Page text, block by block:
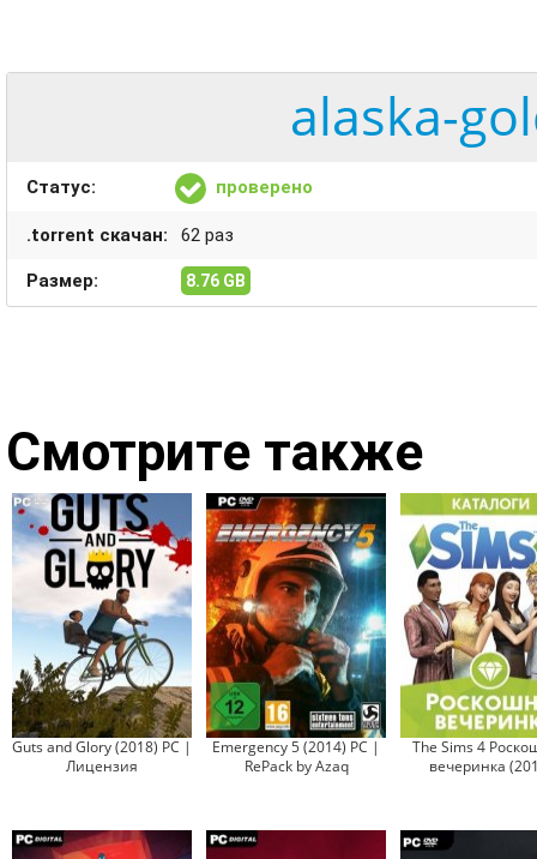
alaska-
Статус: проверено
.torrent скачан: 62 раз
Размер: 8.76 GB
Смотрите также
Guts and Glory (2018) PC |
Лицензия
Emergency 5 (2014) PC |
RePack by Azaq
The Sims 4
вечеринка